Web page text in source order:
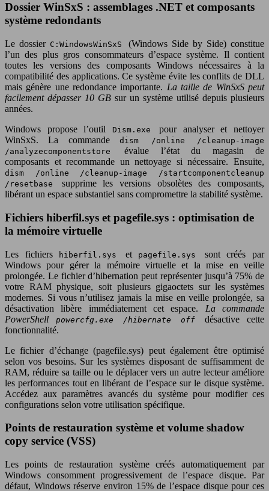
Dossier WinSxS : assemblages .NET et composants
système redondants
Le dossier C:WindowsWinSxS (Windows Side by Side) constitue
l’un des plus gros consommateurs d’espace système. Il contient
toutes les versions des composants Windows nécessaires à la
compatibilité des applications. Ce système évite les conflits de DLL
mais génère une redondance importante. La taille de WinSxS peut
facilement dépasser 10 GB sur un système utilisé depuis plusieurs
années.
Windows propose l’outil
Dism.exepour analyser et nettoyer
WinSxS. La commandedism /online /cleanup-image
/analyzecomponentstoreévalue l’état du magasin de
composants et recommande un nettoyage si nécessaire. Ensuite,
dism /online /cleanup-image /startcomponentcleanup
/resetbase supprime les versions obsolètes des composants,
libérant un espace substantiel sans compromettre la stabilité système.
Fichiers hiberfil.sys et pagefile.sys : optimisation de
la mémoire virtuelle
Les fichiers hiberfil.sys et pagefile.sys sont créés par
Windows pour gérer la mémoire virtuelle et la mise en veille
prolongée. Le fichier d’hibernation peut représenter jusqu’à 75% de
votre RAM physique, soit plusieurs gigaoctets sur les systèmes
modernes. Si vous n’utilisez jamais la mise en veille prolongée, sa
désactivation libère immédiatement cet espace. La commande
PowerShell powercfg.exe /hibernate off désactive cette
fonctionnalité.
Le fichier d’échange (pagefile.sys) peut également être optimisé
selon vos besoins. Sur les systèmes disposant de suffisamment de
RAM, réduire sa taille ou le déplacer vers un autre lecteur améliore
les performances tout en libérant de l’espace sur le disque système.
Accédez aux paramètres avancés du système pour modifier ces
configurations selon votre utilisation spécifique.
Points de restauration système et volume shadow
copy service (VSS)
Les points de restauration système créés automatiquement par
Windows consomment progressivement de l’espace disque. Par
défaut, Windows réserve environ 15% de l’espace disque pour ces